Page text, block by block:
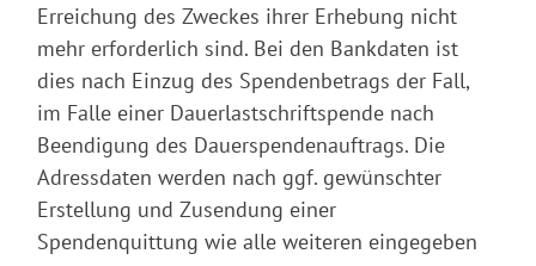
Erreichung des Zweckes ihrer Erhebung nicht
mehr erforderlich sind. Bei den Bankdaten ist
dies nach Einzug des Spendenbetrags der Fall,
im Falle einer Dauerlastschriftspende nach
Beendigung des Dauerspendenauftrags. Die
Adressdaten werden nach ggf. gewünschter
Erstellung und Zusendung einer
Spendenquittung wie alle weiteren eingegeben